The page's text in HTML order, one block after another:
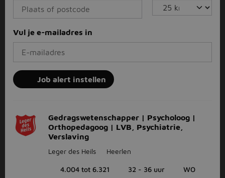
Vul je e-mailadres in
Job alert instellen
Gedragswetenschapper | Psycholoog |
Orthopedagoog | LVB, Psychiatrie,
Verslaving
Leger des Heils Heerlen
4.004 tot 6.321 32 - 36 uur
WO